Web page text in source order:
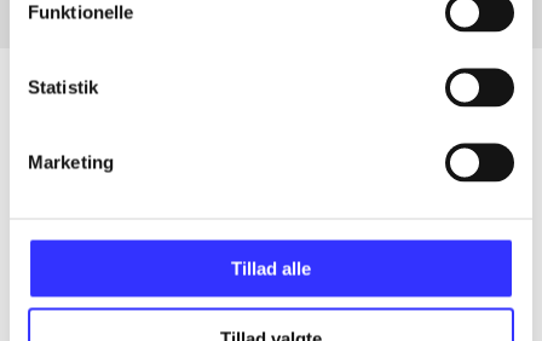
Funktionelle
Statistik
Marketing
Tillad alle
Artikler